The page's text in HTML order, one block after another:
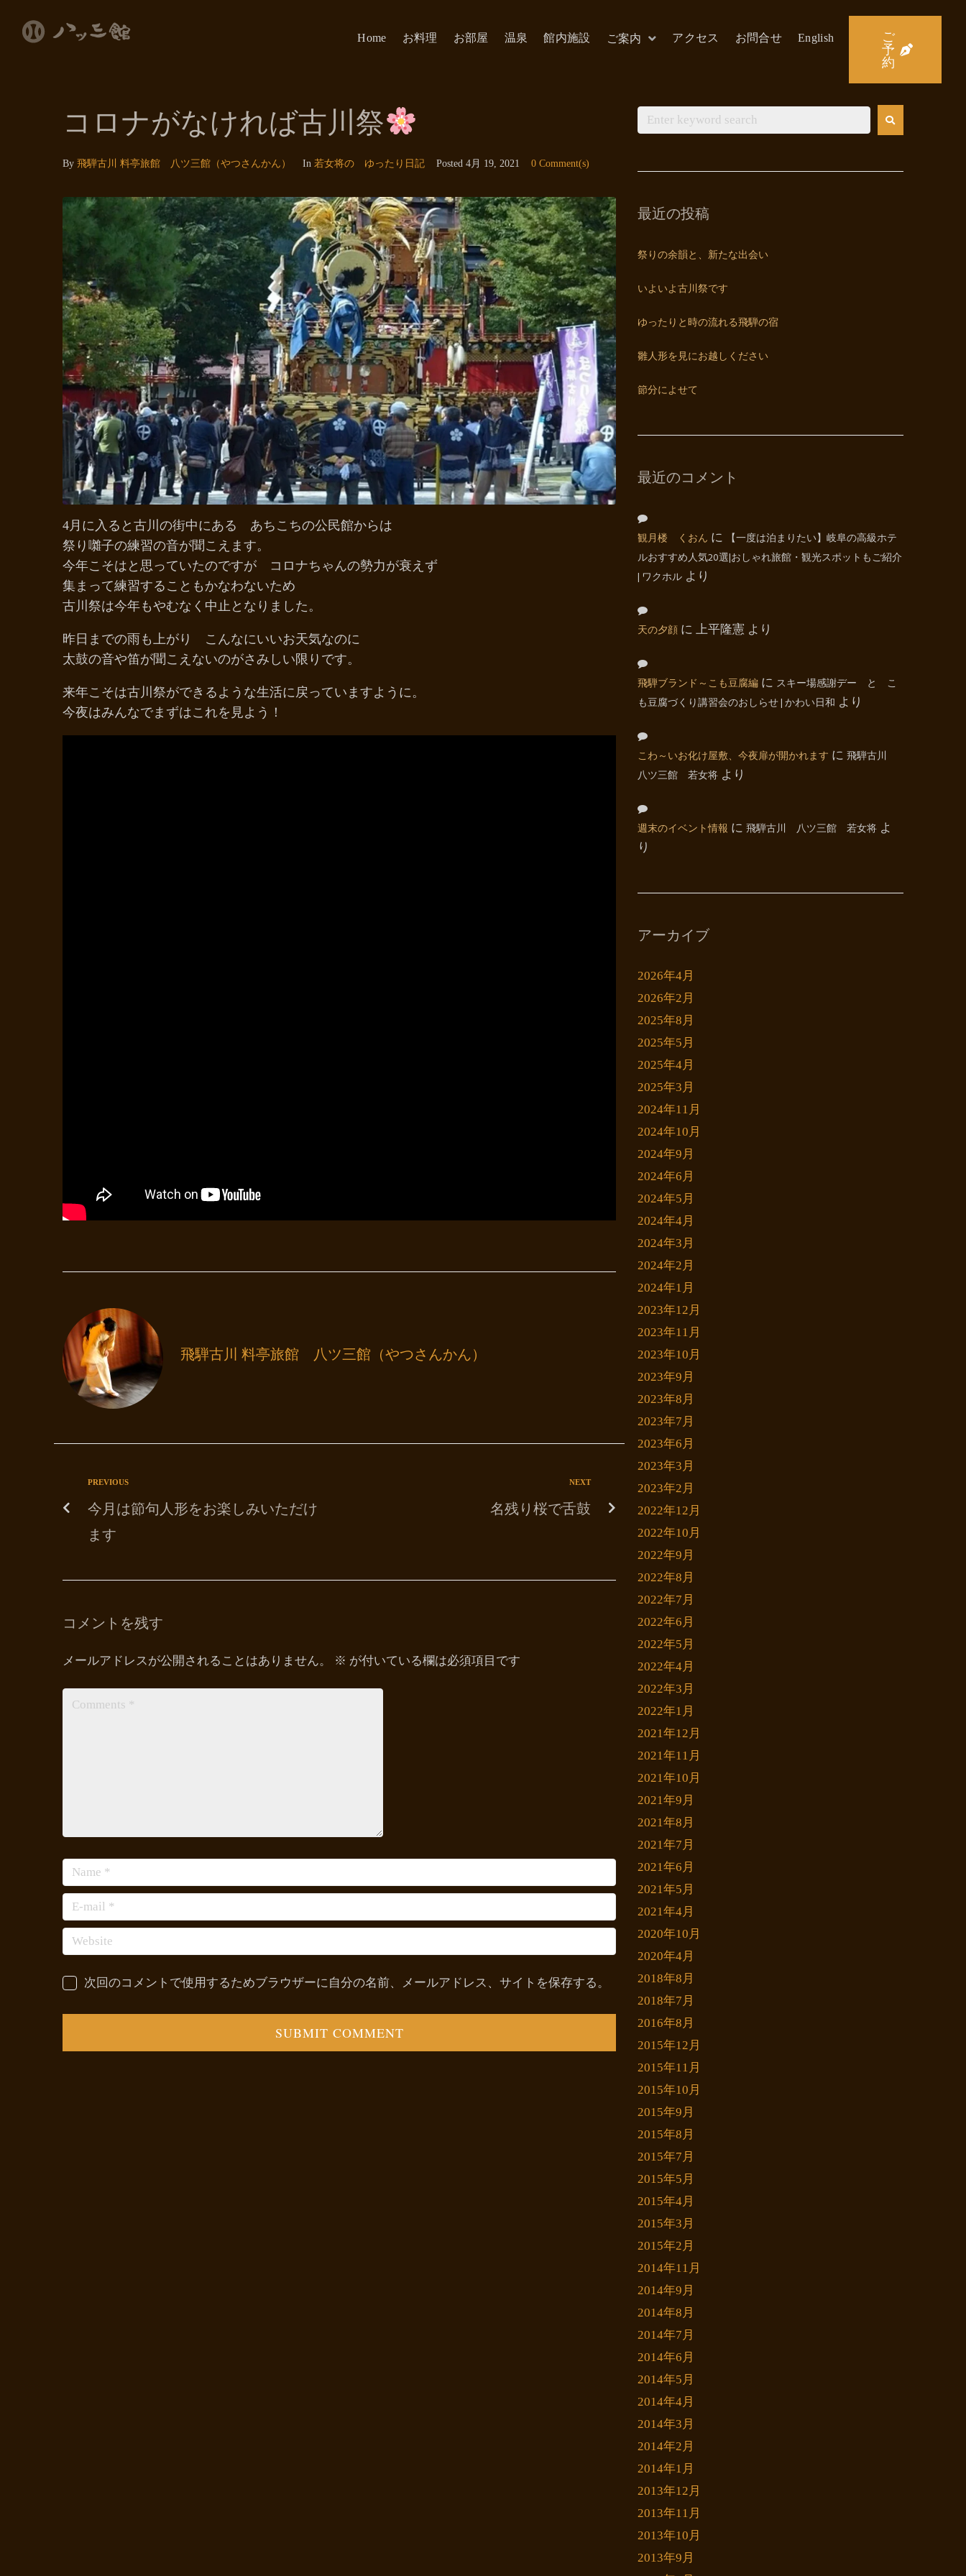
Home お料理 お部屋 温泉 館内施設 ご案内 アクセス お問合せ English
ご
予
約
コロナがなければ古川祭
By 飛騨古川 料亭旅館 八ツ三館（やつさんかん） In 若女将の ゆったり日記 Posted 4月 19, 2021 0 Comment(s)
4月に入ると古川の街中にある あちこちの公民館からは
祭り囃子の練習の音が聞こえます。
今年こそはと思っていたのですが コロナちゃんの勢力が衰えず
集まって練習することもかなわないため
古川祭は今年もやむなく中止となりました。
昨日までの雨も上がり こんなにいいお天気なのに
太鼓の音や笛が聞こえないのがさみしい限りです。
来年こそは古川祭ができるような生活に戻っていますように。
今夜はみんなでまずはこれを見よう！​
飛騨古川 料亭旅館 八ツ三館（やつさんかん）
PREVIOUS
今月は節句人形をお楽しみいただけ
ます
NEXT
名残り桜で舌鼓
コメントを残す
メールアドレスが公開されることはありません。 ※ が付いている欄は必須項目です
次回のコメントで使用するためブラウザーに自分の名前、メールアドレス、サイトを保存する。
最近の投稿
祭りの余韻と、新たな出会い
いよいよ古川祭です
ゆったりと時の流れる飛騨の宿
雛人形を見にお越しください
節分によせて
最近のコメント
観月楼 くおん に
【一度は泊まりたい】岐阜の高級ホテ
ルおすすめ人気20選|おしゃれ旅館・観光スポットもご紹介
| ワクホル より
天の夕顔 に 上平隆憲 より
飛騨ブランド～こも豆腐編 に スキー場感謝デー と こ
も豆腐づくり講習会のおしらせ | かわい日和 より
こわ～いお化け屋敷、今夜扉が開かれます に 飛騨古川
八ツ三館 若女将 より
週末のイベント情報 に 飛騨古川 八ツ三館 若女将 よ
り
アーカイブ
2026年4月
2026年2月
2025年8月
2025年5月
2025年4月
2025年3月
2024年11月
2024年10月
2024年9月
2024年6月
2024年5月
2024年4月
2024年3月
2024年2月
2024年1月
2023年12月
2023年11月
2023年10月
2023年9月
2023年8月
2023年7月
2023年6月
2023年3月
2023年2月
2022年12月
2022年10月
2022年9月
2022年8月
2022年7月
2022年6月
2022年5月
2022年4月
2022年3月
2022年1月
2021年12月
2021年11月
2021年10月
2021年9月
2021年8月
2021年7月
2021年6月
2021年5月
2021年4月
2020年10月
2020年4月
2018年8月
2018年7月
2016年8月
2015年12月
2015年11月
2015年10月
2015年9月
2015年8月
2015年7月
2015年5月
2015年4月
2015年3月
2015年2月
2014年11月
2014年9月
2014年8月
2014年7月
2014年6月
2014年5月
2014年4月
2014年3月
2014年2月
2014年1月
2013年12月
2013年11月
2013年10月
2013年9月